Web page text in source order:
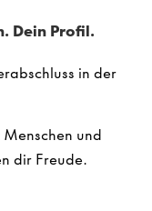
Dein Profil.
in der
und
dir Freude.